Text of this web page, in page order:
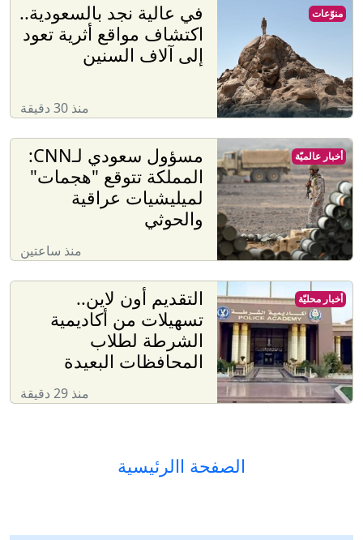
في عالية نجد بالسعودية..
اكتشاف مواقع أثرية تعود
إلى آلاف السنين
منذ 30 دقيقة
منوّعات
مسؤول سعودي لـCNN:
المملكة تتوقع "هجمات"
لميليشيات عراقية
والحوثي
منذ ساعتين
أخبار عالميّة
التقديم أون لاين..
تسهيلات من أكاديمية
الشرطة لطلاب
المحافظات البعيدة
منذ 29 دقيقة
أخبار محليّة
الصفحة االرئيسية